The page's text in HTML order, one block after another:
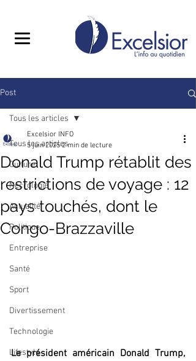
Post
Tous les articles
Culture
Nécrologie
Actualité
Politique
Entreprise
Santé
Sport
Divertissement
Technologie
Lifestyle
Tous les articles
Donald Trump rétablit des
restrictions de voyage : 12
pays touchés, dont le
Congo-Brazzaville
Excelsior INFO
5 juin 2025 2 min de lecture
Le président américain Donald Trump,